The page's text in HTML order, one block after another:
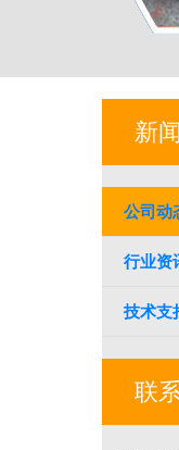
新
公司动
行业资
技术支
联